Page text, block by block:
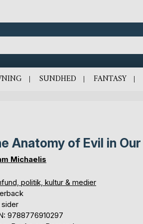
SUNDHED FANTASY
Anatomy of Evil in
Michaelis
politik, kultur & medier
9788776910297